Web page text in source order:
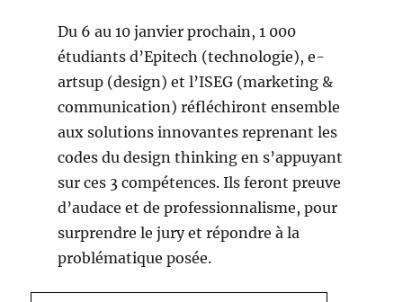
Du 6 au 10 janvier prochain, 1 000
étudiants d’Epitech (technologie), e-
artsup (design) et l’ISEG (marketing &
communication) réfléchiront ensemble
aux solutions innovantes reprenant les
codes du design thinking en s’appuyant
sur ces 3 compétences. Ils feront preuve
d’audace et de professionnalisme, pour
surprendre le jury et répondre à la
problématique posée.